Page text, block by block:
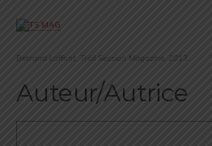
Betrand Laffont, Trail Session Magazine, 2013.
Auteur/Autrice